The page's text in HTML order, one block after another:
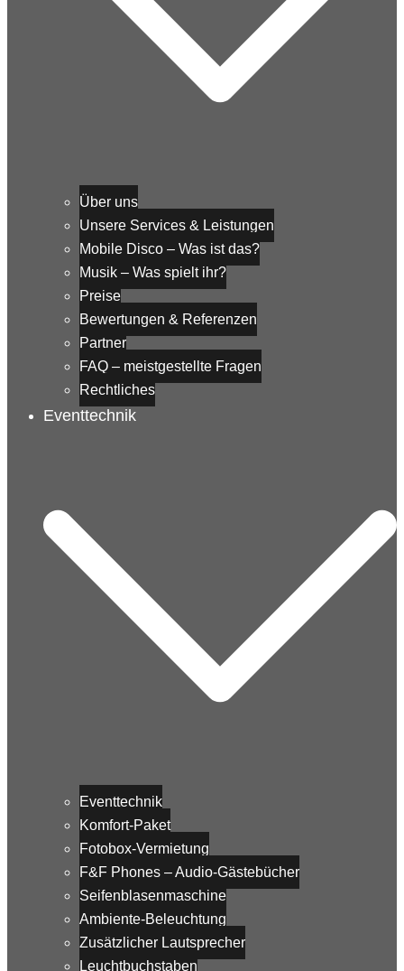
Über uns
Unsere Services & Leistungen
Mobile Disco – Was ist das?
Musik – Was spielt ihr?
Preise
Bewertungen & Referenzen
Partner
FAQ – meistgestellte Fragen
Rechtliches
Eventtechnik
Eventtechnik
Komfort-Paket
Fotobox-Vermietung
F&F Phones – Audio-Gästebücher
Seifenblasenmaschine
Ambiente-Beleuchtung
Zusätzlicher Lautsprecher
Leuchtbuchstaben